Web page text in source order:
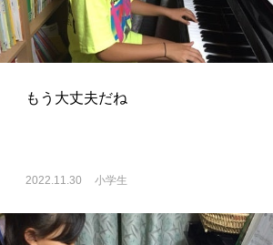
もう大丈夫だね
2022.11.30 小学生